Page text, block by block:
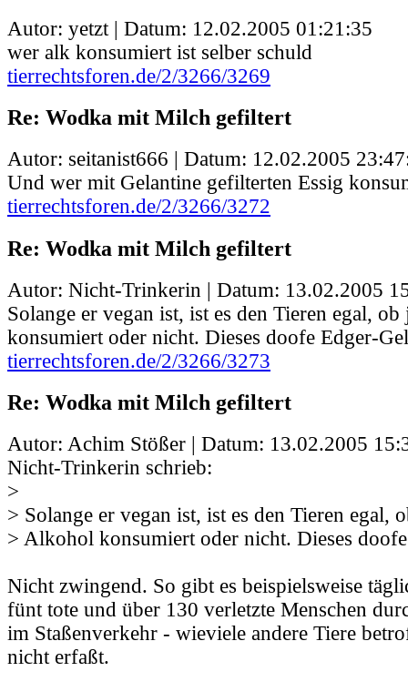
Autor: yetzt | Datum: 12.02.2005 01:21:35
wer alk konsumiert ist selber schuld
tierrechtsforen.de/2/3266/3269
Re: Wodka mit Milch gefiltert
Autor: seitanist666 | Datum: 12.02.2005
Und wer mit Gelantine gefilterten Essig
tierrechtsforen.de/2/3266/3272
Re: Wodka mit Milch gefiltert
Autor: Nicht-Trinkerin | Datum: 13.02.2005
Solange er vegan ist, ist es den Tieren egal,
konsumiert oder nicht. Dieses doofe Edger-
tierrechtsforen.de/2/3266/3273
Re: Wodka mit Milch gefiltert
Autor: Achim Stößer | Datum: 13.02.2005
Nicht-Trinkerin schrieb:
>
> Solange er vegan ist, ist es den Tieren egal,
> Alkohol konsumiert oder nicht. Dieses
Nicht zwingend. So gibt es beispielsweise
fünt tote und über 130 verletzte Menschen
im Staßenverkehr - wieviele andere Tiere
nicht erfaßt.